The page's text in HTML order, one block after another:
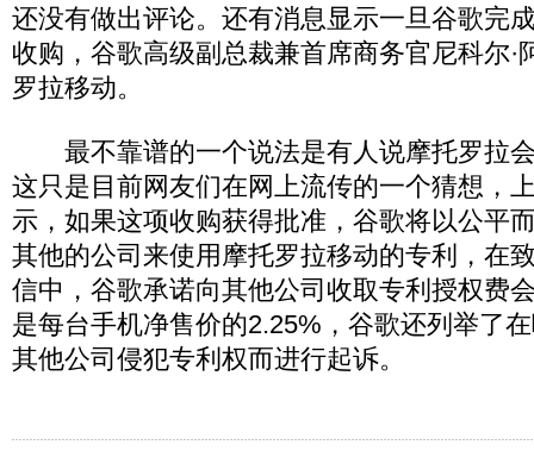
还没有做出评论。还有消息显示一旦谷歌完
收购，谷歌高级副总裁兼首席商务官尼科尔·
罗拉移动。
最不靠谱的一个说法是有人说摩托罗拉会
这只是目前网友们在网上流传的一个猜想，
示，如果这项收购获得批准，谷歌将以公平
其他的公司来使用摩托罗拉移动的专利，在
信中，谷歌承诺向其他公司收取专利授权费
是每台手机净售价的2.25%，谷歌还列举了
其他公司侵犯专利权而进行起诉。